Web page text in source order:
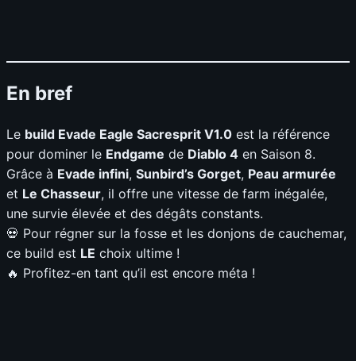
En bref
Le build Evade Eagle Sacresprit V1.0 est la référence
pour dominer le Endgame de Diablo 4 en Saison 8.
Grâce à Evade infini, Sunbird’s Gorget, Peau armurée
et Le Chasseur, il offre une vitesse de farm inégalée,
une survie élevée et des dégâts constants.
💀 Pour régner sur la fosse et les donjons de cauchemar,
ce build est LE choix ultime !
🔥 Profitez-en tant qu’il est encore méta !